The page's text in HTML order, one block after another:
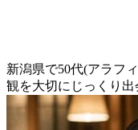
新潟県で50代(アラフ
観を大切にじっくり